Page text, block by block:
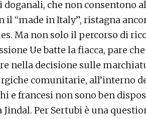
che non consentono
il “made in Italy”, ristagna
Ma non solo il percorso di
Ue batte la fiacca, pare
nella decisione sulle
comunitarie, all’interno
e francesi non sono ben
Per Sertubi è una